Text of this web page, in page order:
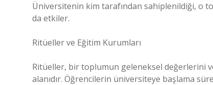
Üniversitenin kim tarafından sahiplenildiği, o
da etkiler.
Ritüeller ve Eğitim Kurumları
Ritüeller, bir toplumun geleneksel değerlerini
alanıdır. Öğrencilerin üniversiteye başlama